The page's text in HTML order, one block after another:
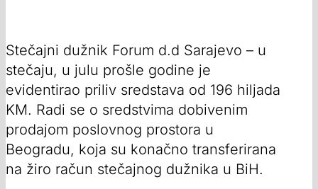
Stečajni dužnik Forum d.d Sarajevo – u
stečaju, u julu prošle godine je
evidentirao priliv sredstava od 196 hiljada
KM. Radi se o sredstvima dobivenim
prodajom poslovnog prostora u
Beogradu, koja su konačno transferirana
na žiro račun stečajnog dužnika u BiH.